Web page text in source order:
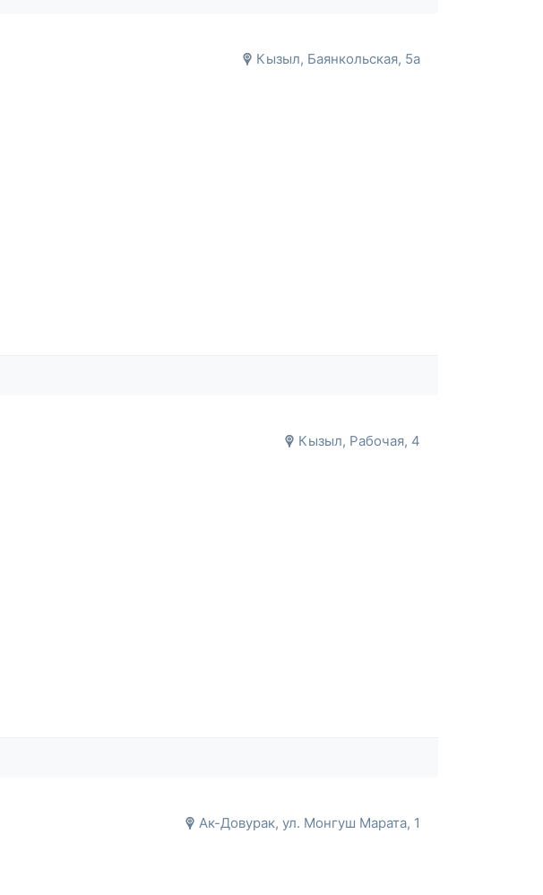
Кызыл, Баянкольская, 5а
Кызыл, Рабочая, 4
Ак-Довурак, ул. Монгуш Марата, 1